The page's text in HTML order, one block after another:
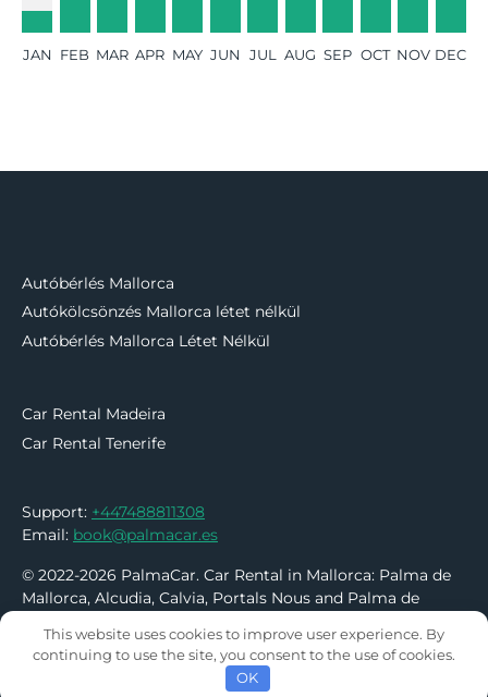
JAN FEB MAR APR MAY JUN JUL AUG SEP OCT NOV DEC
Autóbérlés Mallorca
Autókölcsönzés Mallorca létet nélkül
Autóbérlés Mallorca Létet Nélkül
Car Rental Madeira
Car Rental Tenerife
Support: +447488811308
Email: book@palmacar.es
© 2022-2026 PalmaCar. Car Rental in Mallorca: Palma de
Mallorca, Alcudia, Calvia, Portals Nous and Palma de
This website uses cookies to improve user experience. By
continuing to use the site, you consent to the use of cookies.
OK